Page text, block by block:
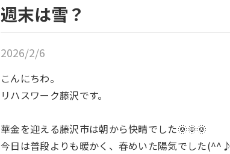
週末は雪？
2026/2/6
こんにちわ。
リハスワーク藤沢です。
華金を迎える藤沢市は朝から快晴でした🌞🌞🌞
今日は普段よりも暖かく、春めいた陽気でした(^^♪